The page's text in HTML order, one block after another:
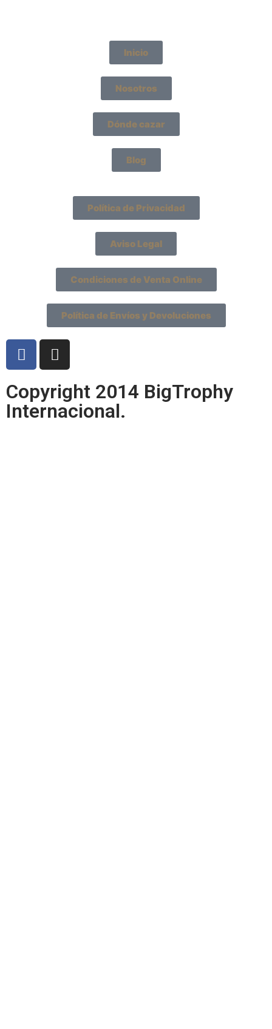
Inicio
Nosotros
Dónde cazar
Blog
Política de Privacidad
Aviso Legal
Condiciones de Venta Online
Política de Envíos y Devoluciones
Copyright 2014 BigTrophy
Internacional.